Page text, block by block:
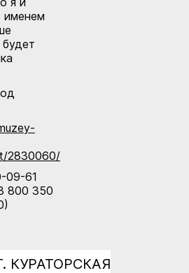
КУРАТОРСКАЯ
именем
2830060/
09-61
800 350